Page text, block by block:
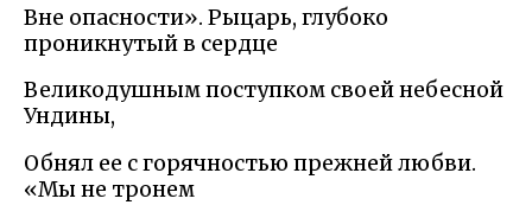
Вне опасности». Рыцарь, глубоко
проникнутый в сердце
Великодушным поступком своей небесной
Ундины,
Обнял ее с горячностью прежней любви.
«Мы не тронем